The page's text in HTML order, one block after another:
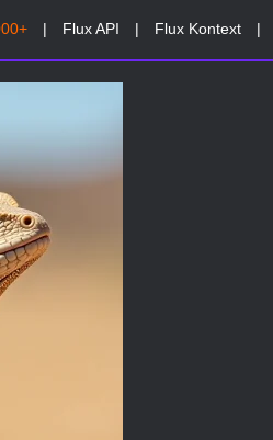
| Flux API | Flux Kontext |